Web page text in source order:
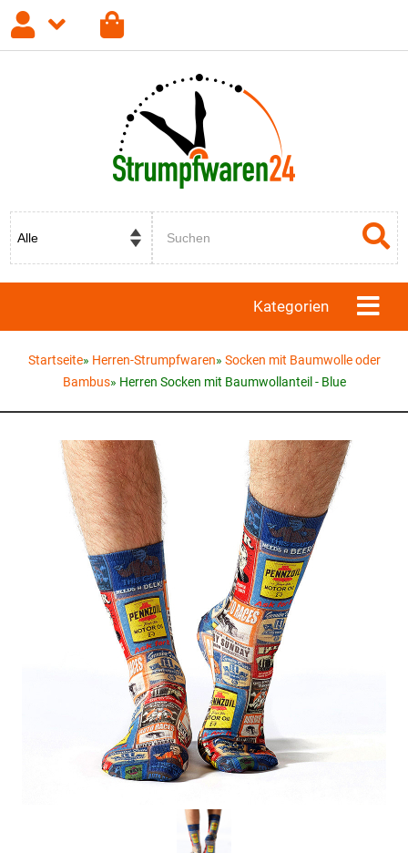
Registrieren Passwort vergessen?
Kategorien
Startseite» Herren-Strumpfwaren» Socken mit Baumwolle oder
Bambus» Herren Socken mit Baumwollanteil - Blue